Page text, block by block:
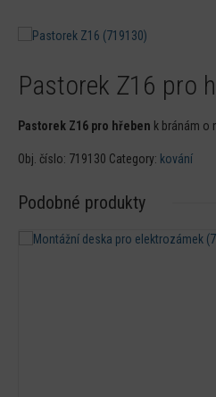
Pastorek Z16 pro
Pastorek Z16 pro hřeben k bránám o
Obj. číslo: 719130 Category: kování
Podobné produkty